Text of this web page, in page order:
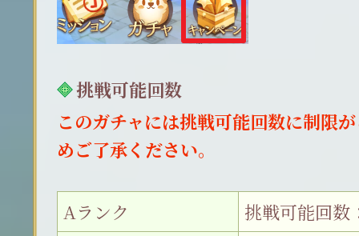
挑戦可能回数
このガチャには挑戦可能回数に制限
めご了承ください。
Aランク
挑戦可能回数